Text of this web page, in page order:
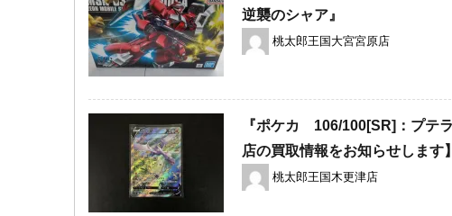
逆襲のシャア』
桃太郎王国大宮宮原店
『ポケカ 106/100[SR]：プテ
店の買取情報をお知らせします】
桃太郎王国木更津店